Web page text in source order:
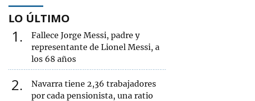
LO ÚLTIMO
1
Fallece Jorge Messi, padre y
representante de Lionel Messi, a
los 68 años
2
Navarra tiene 2,36 trabajadores
por cada pensionista, una ratio